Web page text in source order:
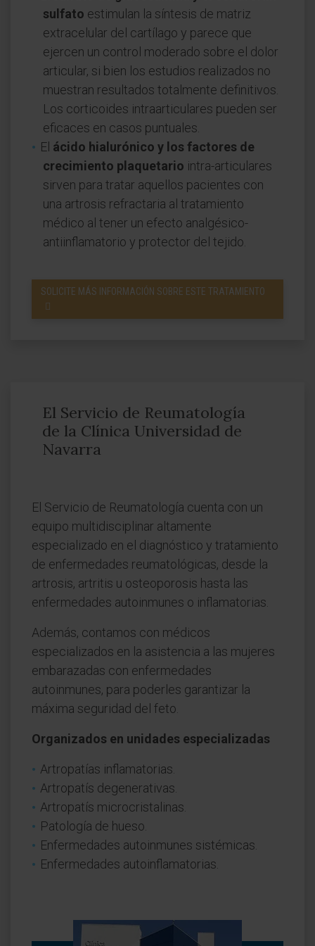
sulfato estimulan la síntesis de matriz
extracelular del cartílago y parece que
ejercen un control moderado sobre el dolor
articular, si bien los estudios realizados no
muestran resultados totalmente definitivos.
Los corticoides intraarticulares pueden ser
eficaces en casos puntuales.
El ácido hialurónico y los factores de
crecimiento plaquetario intra-articulares
sirven para tratar aquellos pacientes con
una artrosis refractaria al tratamiento
médico al tener un efecto analgésico-
antiinflamatorio y protector del tejido.
SOLICITE MÁS INFORMACIÓN SOBRE ESTE TRATAMIENTO
El Servicio de Reumatología
de la Clínica Universidad de
Navarra
El Servicio de Reumatología cuenta con un
equipo multidisciplinar altamente
especializado en el diagnóstico y tratamiento
de enfermedades reumatológicas, desde la
artrosis, artritis u osteoporosis hasta las
enfermedades autoinmunes o inflamatorias.
Además, contamos con médicos
especializados en la asistencia a las mujeres
embarazadas con enfermedades
autoinmunes, para poderles garantizar la
máxima seguridad del feto.
Organizados en unidades especializadas
Artropatías inflamatorias.
Artropatís degenerativas.
Artropatís microcristalinas.
Patología de hueso.
Enfermedades autoinmunes sistémicas.
Enfermedades autoinflamatorias.